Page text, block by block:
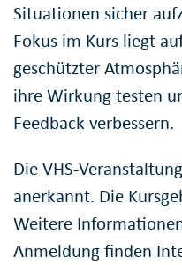
Situationen sicher
Fokus im Kurs liegt
geschützter
ihre Wirkung testen
Feedback verbessern.
Die VHS-
anerkannt. Die
Weitere
Anmeldung finden